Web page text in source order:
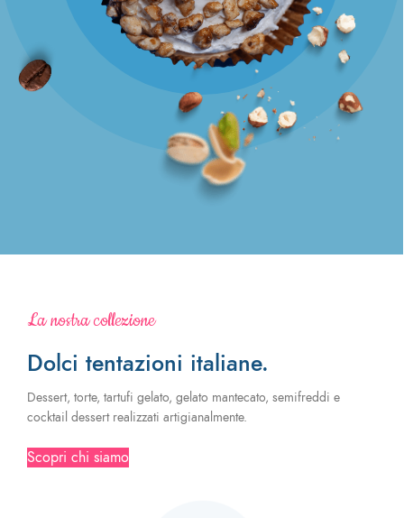
La nostra collezione
Dolci tentazioni italiane.
Dessert, torte, tartufi gelato, gelato mantecato, semifreddi e
cocktail dessert realizzati artigianalmente.
Scopri chi siamo